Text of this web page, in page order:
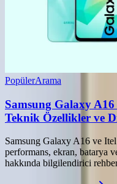
PopülerArama
Samsung Galaxy A16
Teknik Özellikler ve
Samsung Galaxy A16 ve
performans, ekran, batarya
hakkında bilgilendirici